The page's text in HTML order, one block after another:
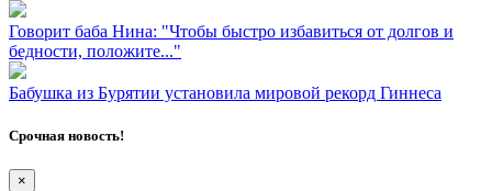
Говорит баба Нина: "Чтобы быстро избавиться от долгов и
бедности, положите..."
Бабушка из Бурятии установила мировой рекорд Гиннеса
Срочная новость!
×